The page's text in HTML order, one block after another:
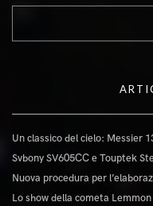
Un classico del cielo: Messier
Svbony SV605CC e Touptek
Nuova procedura per
Lo show della cometa Lemmon